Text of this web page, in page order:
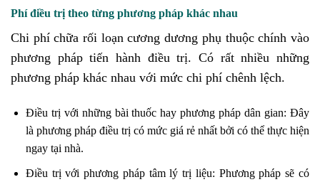
Phí điều trị theo từng phương pháp khác nhau
Chi phí chữa rối loạn cương dương phụ thuộc chính vào
phương pháp tiến hành điều trị. Có rất nhiều những
phương pháp khác nhau với mức chi phí chênh lệch.
Điều trị với những bài thuốc hay phương pháp dân gian: Đây
là phương pháp điều trị có mức giá rẻ nhất bởi có thể thực hiện
ngay tại nhà.
Điều trị với phương pháp tâm lý trị liệu: Phương pháp sẽ có